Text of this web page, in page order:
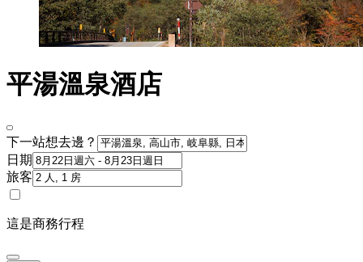
平湯溫泉酒店
下一站想去邊？
日期
旅客
這是商務行程